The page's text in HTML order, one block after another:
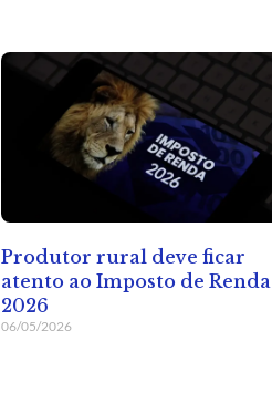
Produtor rural deve ficar
atento ao Imposto de Renda
2026
06/05/2026